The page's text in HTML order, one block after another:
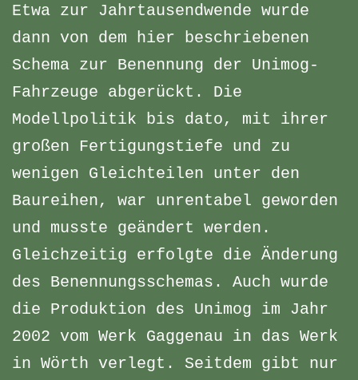
Etwa zur Jahrtausendwende wurde
dann von dem hier beschriebenen
Schema zur Benennung der Unimog-
Fahrzeuge abgerückt. Die
Modellpolitik bis dato, mit ihrer
großen Fertigungstiefe und zu
wenigen Gleichteilen unter den
Baureihen, war unrentabel geworden
und musste geändert werden.
Gleichzeitig erfolgte die Änderung
des Benennungsschemas. Auch wurde
die Produktion des Unimog im Jahr
2002 vom Werk Gaggenau in das Werk
in Wörth verlegt. Seitdem gibt nur